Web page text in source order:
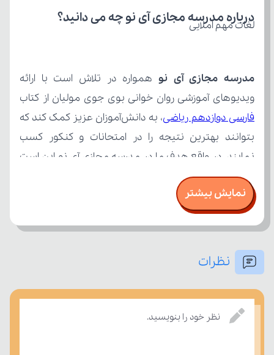
لغات مهم املایی
درباره مدرسه مجازی آی نو چه می‌ دانید؟
مدرسه مجازی آی نو
ویدیوهای آموزشی روان خوانی بوی جوی مولیان از کتاب
فارسی دوازدهم ریاضی
درسی بسنجند.
نمایش بیشتر
نظرات
نظر خود را بنویسید.